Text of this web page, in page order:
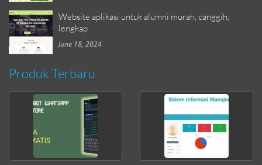
Website aplikasi untuk alumni murah, canggih,
lengkap
June 18, 2024
Produk Terbaru